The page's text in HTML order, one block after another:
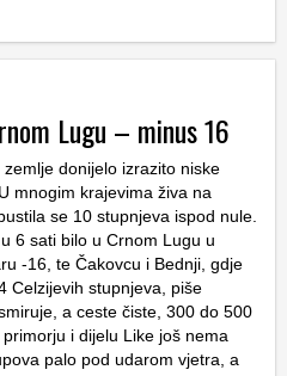
Lugu – minus 16
donijelo izrazito niske
mnogim krajevima živa na
se 10 stupnjeva ispod nule.
6 sati bilo u Crnom Lugu u
-16, te Čakovcu i Bednji, gdje
Celzijevih stupnjeva, piše
a ceste čiste, 300 do 500
i dijelu Like još nema
palo pod udarom vjetra, a